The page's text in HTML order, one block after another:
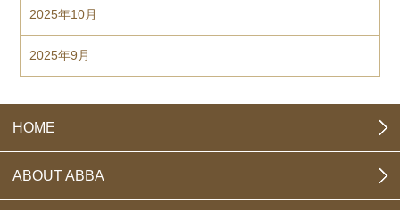
2025年10月
2025年9月
HOME
ABOUT ABBA